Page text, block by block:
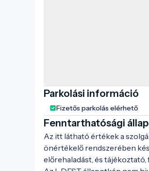
Parkolási információ
Fizetős parkolás elérhető
Fenntarthatósági
Az itt látható értékek a
önértékelő rendszerében
előrehaladást, és